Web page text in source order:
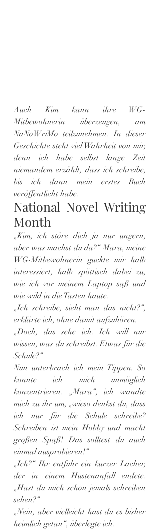
Auch Kim kann ihre WG-
Mitbewohnerin überzeugen, am
NaNoWriMo teilzunehmen. In dieser
Geschichte steht viel Wahrheit von mir,
denn ich habe selbst lange Zeit
niemandem erzählt, dass ich schreibe,
bis ich dann mein erstes Buch
veröffentlicht habe.
National Novel Writing
Month
„Kim, ich störe dich ja nur ungern,
aber was machst du da?“ Mara, meine
WG-Mitbewohnerin guckte mir halb
interessiert, halb spöttisch dabei zu,
wie ich vor meinem Laptop saß und
wie wild in die Tasten haute.
„Ich schreibe, sieht man das nicht?“,
erklärte ich, ohne damit aufzuhören.
„Doch, das sehe ich. Ich will nur
wissen, was du schreibst. Etwas für die
Schule?“
Nun unterbrach ich mein Tippen. So
konnte ich mich unmöglich
konzentrieren. „Mara“, ich wandte
mich zu ihr um, „wieso denkst du, dass
ich nur für die Schule schreibe?
Schreiben ist mein Hobby und macht
großen Spaß! Das solltest du auch
einmal ausprobieren!“
„Ich?“ Ihr entfuhr ein kurzer Lacher,
der in einem Hustenanfall endete.
„Hast du mich schon jemals schreiben
sehen?“
„Nein, aber vielleicht hast du es bisher
heimlich getan“, überlegte ich.